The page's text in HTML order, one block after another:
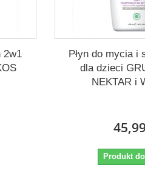
2w1
Płyn do mycia i
dla dzieci
NEKTAR i
Produkt